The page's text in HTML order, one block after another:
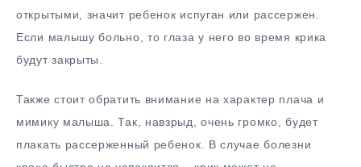
открытыми, значит ребенок испуган или рассержен.
Если малышу больно, то глаза у него во время крика
будут закрыты.
Также стоит обратить внимание на характер плача и
мимику малыша. Так, навзрыд, очень громко, будет
плакать рассерженный ребенок. В случае болезни